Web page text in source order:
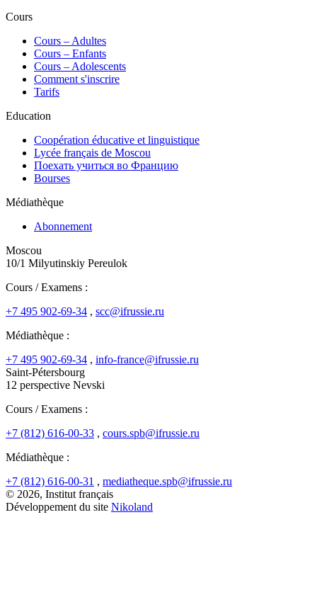
Cours
Сours – Adultes
Cours – Enfants
Cours – Adolescents
Comment s'inscrire
Tarifs
Education
Coopération éducative et linguistique
Lycée français de Moscou
Поехать учиться во Францию
Bourses
Médiathèque
Abonnement
Moscou
10/1 Milyutinskiy Pereulok
Cours / Examens :
+7 495 902-69-34 , scc@ifrussie.ru
Médiathèque :
+7 495 902-69-34 , info-france@ifrussie.ru
Saint-Pétersbourg
12 perspective Nevski
Cours / Examens :
+7 (812) 616-00-33 , cours.spb@ifrussie.ru
Médiathèque :
+7 (812) 616-00-31 , mediatheque.spb@ifrussie.ru
© 2026, Institut français
Développement du site Nikoland